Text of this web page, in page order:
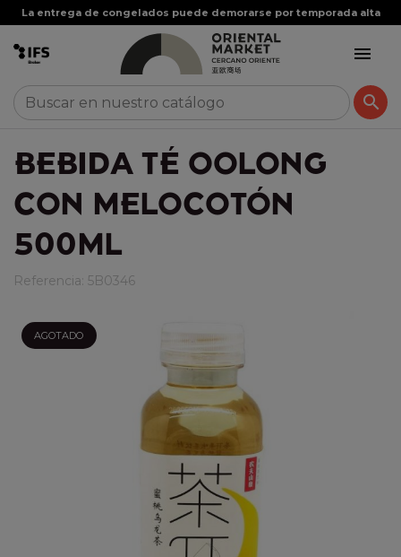
La entrega de congelados puede demorarse por temporada alta


BEBIDA TÉ OOLONG
CON MELOCOTÓN
500ML
Referencia: 5B0346
AGOTADO